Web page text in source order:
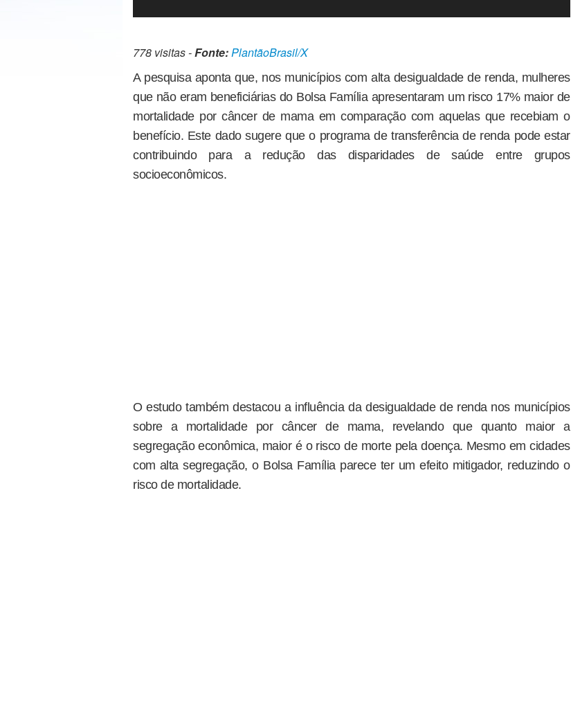
778 visitas -Fonte:PlantãoBrasil/X
A pesquisa aponta que, nos municípios com alta desigualdade de renda, mulheres
que não eram beneficiárias do Bolsa Família apresentaram um risco 17% maior de
mortalidade por câncer de mama em comparação com aquelas que recebiam o
benefício. Este dado sugere que o programa de transferência de renda pode estar
contribuindo para a redução das disparidades de saúde entre grupos
socioeconômicos.
O estudo também destacou a influência da desigualdade de renda nos municípios
sobre a mortalidade por câncer de mama, revelando que quanto maior a
segregação econômica, maior é o risco de morte pela doença. Mesmo em cidades
com alta segregação, o Bolsa Família parece ter um efeito mitigador, reduzindo o
risco de mortalidade.